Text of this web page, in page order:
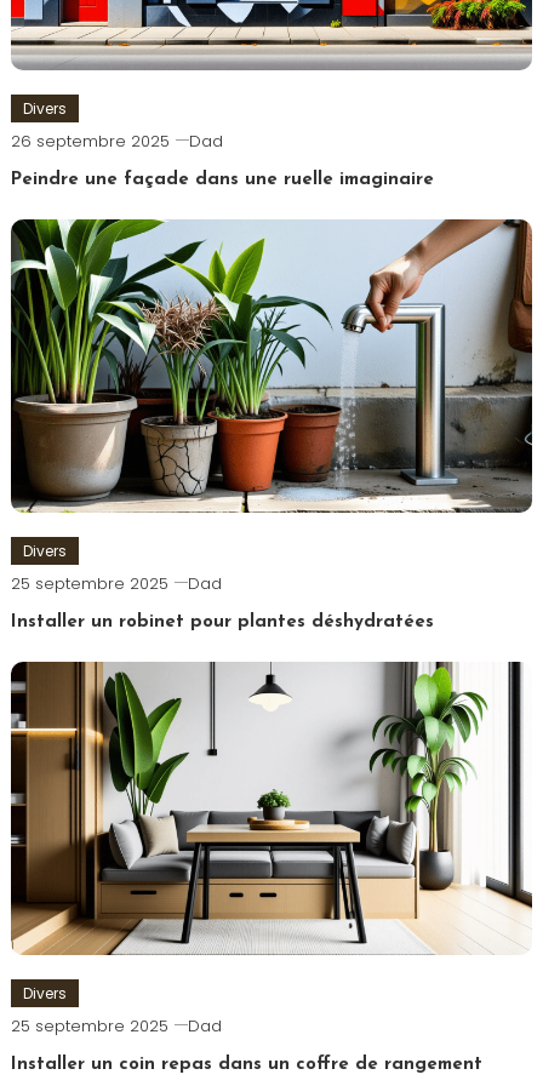
Divers
26 septembre 2025 Dad
Peindre une façade dans une ruelle imaginaire
Divers
25 septembre 2025 Dad
Installer un robinet pour plantes déshydratées
Divers
25 septembre 2025 Dad
Installer un coin repas dans un coffre de rangement